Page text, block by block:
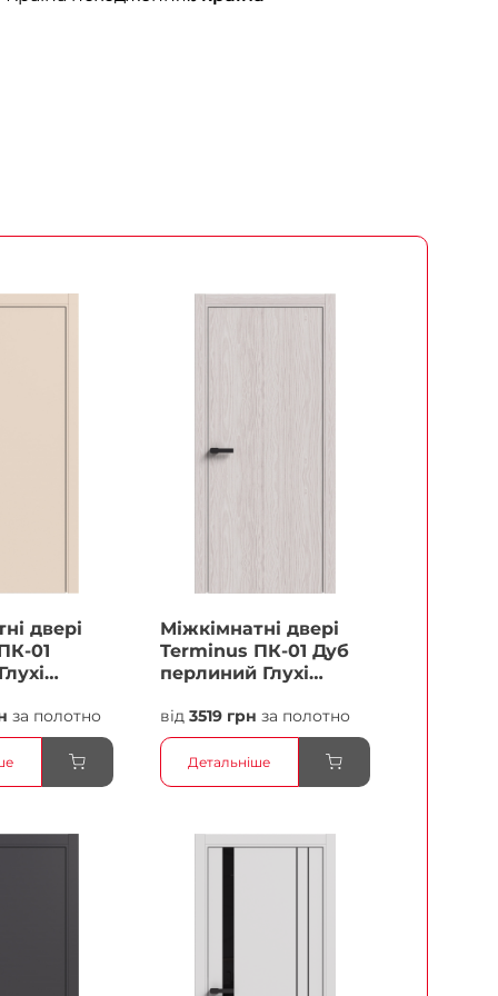
двері
01
за полотно
Міжкімнатні двері
Terminus ПК-01 Дуб
перлиний Глухі
від 3519 грн за полотно
Детальніше